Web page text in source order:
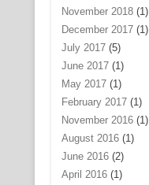
November 2018(1)
December 2017(1)
July 2017(5)
June 2017(1)
May 2017(1)
February 2017(1)
November 2016(1)
August 2016(1)
June 2016(2)
April 2016(1)